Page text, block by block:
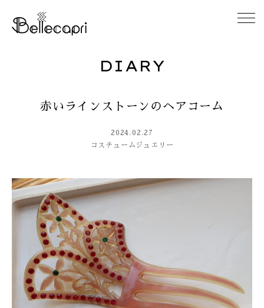
ACCESS
GALLERY
CONTACT
ONLINE SHOP
DIARY
赤いラインストーンのヘアコーム
2024.02.27
コスチュームジュエリー